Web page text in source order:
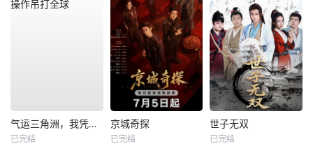
气运三角洲，我凭操作吊打全球
已完结
京城奇探
已完结
世子无双
已完结